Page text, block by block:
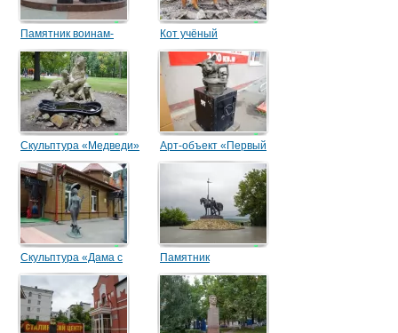
Памятник воинам-
пензенцам, погибшим на
Северном Кавказе
Кот учёный
Скульптура «Медведи»
Арт-объект «Первый
кошачий банк»
Скульптура «Дама с
собачкой»
Памятник
первопоселенцу